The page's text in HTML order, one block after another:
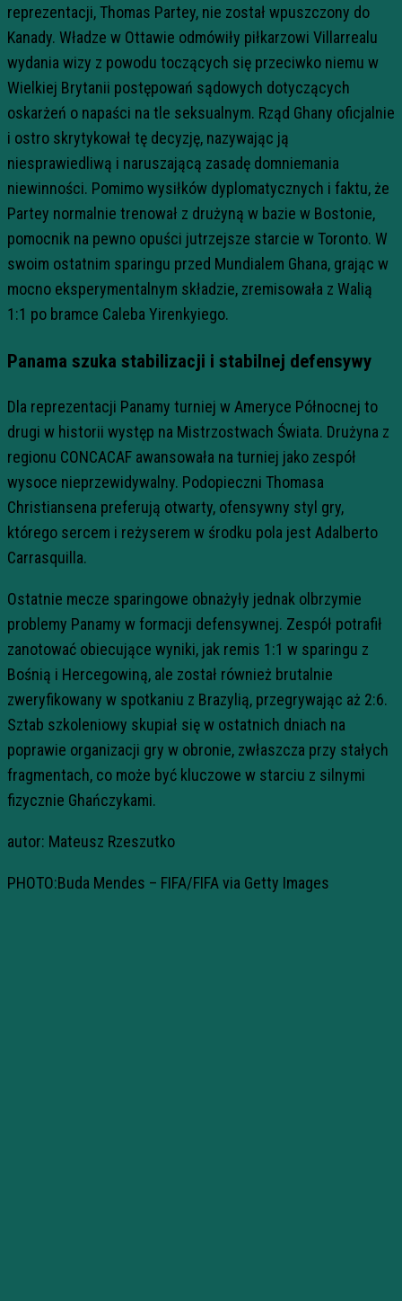
reprezentacji, Thomas Partey, nie został wpuszczony do
Kanady. Władze w Ottawie odmówiły piłkarzowi Villarrealu
wydania wizy z powodu toczących się przeciwko niemu w
Wielkiej Brytanii postępowań sądowych dotyczących
oskarżeń o napaści na tle seksualnym. Rząd Ghany oficjalnie
i ostro skrytykował tę decyzję, nazywając ją
niesprawiedliwą i naruszającą zasadę domniemania
niewinności. Pomimo wysiłków dyplomatycznych i faktu, że
Partey normalnie trenował z drużyną w bazie w Bostonie,
pomocnik na pewno opuści jutrzejsze starcie w Toronto. W
swoim ostatnim sparingu przed Mundialem Ghana, grając w
mocno eksperymentalnym składzie, zremisowała z Walią
1:1 po bramce Caleba Yirenkyiego.
Panama szuka stabilizacji i stabilnej defensywy
Dla reprezentacji Panamy turniej w Ameryce Północnej to
drugi w historii występ na Mistrzostwach Świata. Drużyna z
regionu CONCACAF awansowała na turniej jako zespół
wysoce nieprzewidywalny. Podopieczni Thomasa
Christiansena preferują otwarty, ofensywny styl gry,
którego sercem i reżyserem w środku pola jest Adalberto
Carrasquilla.
Ostatnie mecze sparingowe obnażyły jednak olbrzymie
problemy Panamy w formacji defensywnej. Zespół potrafił
zanotować obiecujące wyniki, jak remis 1:1 w sparingu z
Bośnią i Hercegowiną, ale został również brutalnie
zweryfikowany w spotkaniu z Brazylią, przegrywając aż 2:6.
Sztab szkoleniowy skupiał się w ostatnich dniach na
poprawie organizacji gry w obronie, zwłaszcza przy stałych
fragmentach, co może być kluczowe w starciu z silnymi
fizycznie Ghańczykami.
autor: Mateusz Rzeszutko
PHOTO:Buda Mendes – FIFA/FIFA via Getty Images